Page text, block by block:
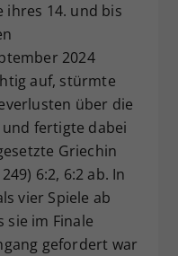
ihres 14. und bis
2024
auf, stürmte
über die
fertigte dabei
Griechin
6:2, 6:2 ab. In
vier Spiele ab
sie im Finale
gefordert war